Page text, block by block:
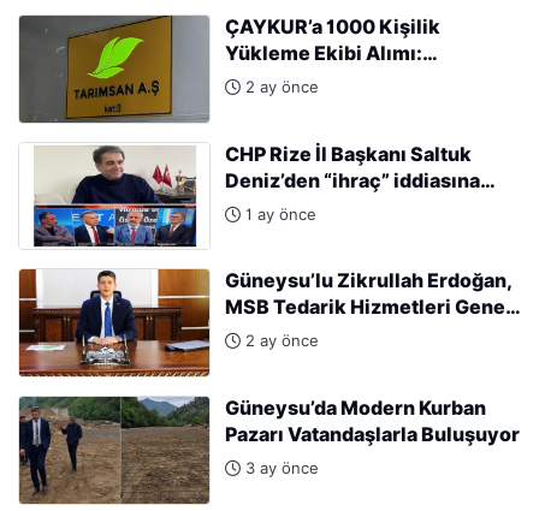
ÇAYKUR’a 1000 Kişilik
Yükleme Ekibi Alımı:
Başvurular Başladı
2 ay önce
CHP Rize İl Başkanı Saltuk
Deniz’den “ihraç” iddiasına
sert tepki: “Kararları Sinan
1 ay önce
Güneysu’lu Zikrullah Erdoğan,
MSB Tedarik Hizmetleri Genel
Müdürlüğü’ne atandı.
2 ay önce
Güneysu’da Modern Kurban
Pazarı Vatandaşlarla Buluşuyor
3 ay önce